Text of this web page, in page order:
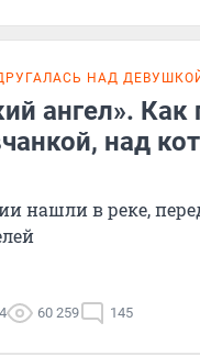
НАД
ангел».
над
нашли в реке,
60 259 145